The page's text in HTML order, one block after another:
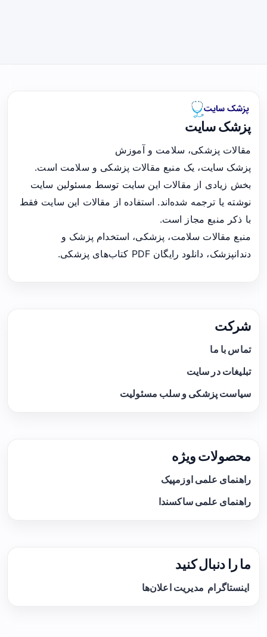
پزشک سایت
مقالات پزشکی، سلامت و آموزش
پزشک سایت، یک منبع مقالات پزشکی و سلامت است.
بخش زیادی از مقالات این سایت توسط مسئولین سایت
نوشته یا ترجمه شده‌اند. استفاده از مقالات این سایت فقط
با ذکر منبع مجاز است.
منبع مقالات سلامت، پزشکی، استخدام پزشک و
دندانپزشک، دانلود رایگان PDF کتاب‌های پزشکی.
شرکت
تماس با ما
تبلیغات در سایت
سیاست پزشکی و سلب مسئولیت
محصولات ویژه
راهنمای علمی اوزمپیک
راهنمای علمی ساکسندا
ما را دنبال کنید
اینستاگرام مدیریت اعلان‌ها